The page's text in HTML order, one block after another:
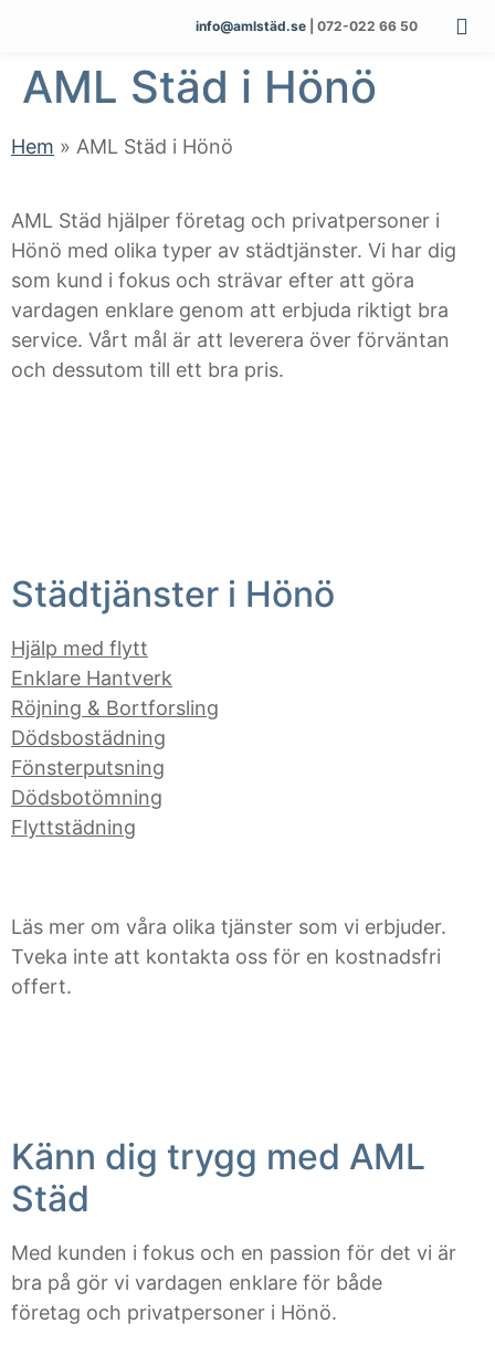
info@amlstäd.se| 072-022 66 50
AML Städ i Hönö
Hem » AML Städ i Hönö
AML Städ hjälper företag och privatpersoner i
Hönö med olika typer av städtjänster. Vi har dig
som kund i fokus och strävar efter att göra
vardagen enklare genom att erbjuda riktigt bra
service. Vårt mål är att leverera över förväntan
och dessutom till ett bra pris.
Städtjänster i Hönö
Hjälp med flytt
Enklare Hantverk
Röjning & Bortforsling
Dödsbostädning
Fönsterputsning
Dödsbotömning
Flyttstädning
Läs mer om våra olika tjänster som vi erbjuder.
Tveka inte att kontakta oss för en kostnadsfri
offert.
Känn dig trygg med AML
Städ
Med kunden i fokus och en passion för det vi är
bra på gör vi vardagen enklare för både
företag och privatpersoner i Hönö.